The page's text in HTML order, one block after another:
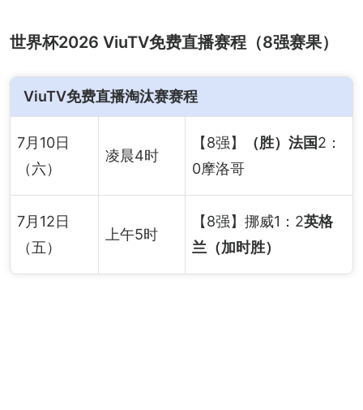
世界杯2026 ViuTV免费直播赛程（8强赛果）
ViuTV免费直播淘汰赛赛程
7月10日
（六）
凌晨4时
【8强】 （胜）法国2：
0摩洛哥
7月12日
（五）
上午5时
【8强】挪威1：2英格
兰（加时胜）